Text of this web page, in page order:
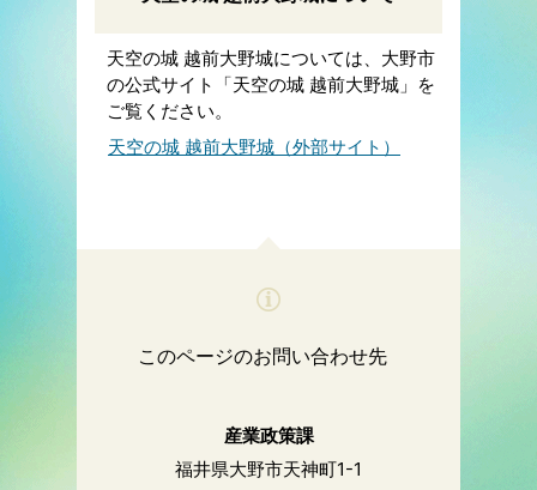
天空の城 越前大野城については、大野市
の公式サイト「天空の城 越前大野城」を
ご覧ください。
天空の城 越前大野城（外部サイト）
このページのお問い合わせ先
産業政策課
福井県大野市天神町1-1